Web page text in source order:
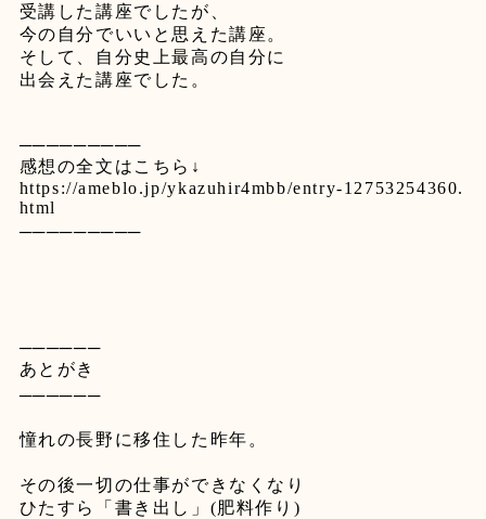
受講した講座でしたが、
今の自分でいいと思えた講座。
そして、自分史上最高の自分に
出会えた講座でした。
─────────
感想の全文はこちら ↓
https://ameblo.jp/ykazuhir4mbb/entry-12753254360.
html
─────────
──────
あとがき
──────
憧れの長野に移住した昨年。
その後一切の仕事ができなくなり
ひたすら「書き出し」 (肥料作り )